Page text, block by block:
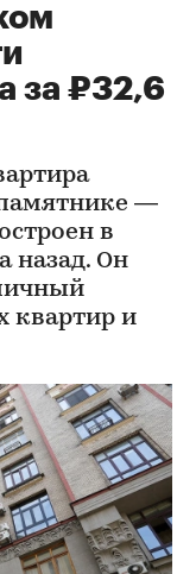
за ₽32,6
—
в
назад. Он
квартир и